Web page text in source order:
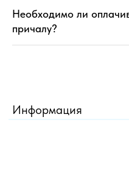
Необходимо ли
причалу?
Информация